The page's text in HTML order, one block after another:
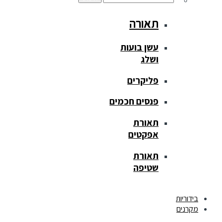
תאורה
עשן בועות
ושלג
פליקרים
פנסים חכמים
תאורת
אפקטים
תאורת
שטיפה
בידוריות
מקרנים